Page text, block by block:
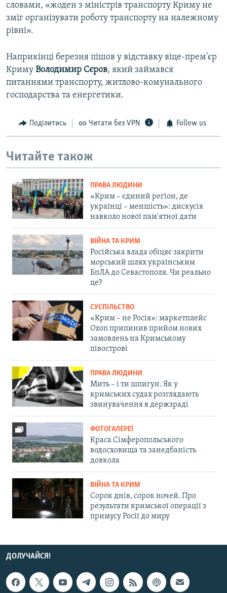
словами, «жоден з міністрів транспорту Криму не
зміг організувати роботу транспорту на належному
рівні».
Наприкінці березня пішов у відставку віце-прем'єр
Криму Володимир Сєров, який займався
питаннями транспорту, житлово-комунального
господарства та енергетики.
Поділитись Читати без VPN Follow us
Читайте також
ПРАВА ЛЮДИНИ
«Крим – єдиний регіон, де
українці – меншість»: дискусія
навколо нової пам'ятної дати
ВІЙНА ТА КРИМ
Російська влада обіцяє закрити
морський шлях українським
БпЛА до Севастополя. Чи реально
це?
СУСПІЛЬСТВО
«Крим – не Росія»: маркетплейс
Ozon припинив прийом нових
замовлень на Кримському
півострові
ПРАВА ЛЮДИНИ
Мить – і ти шпигун. Як у
кримських судах розглядають
звинувачення в держзраді
ФОТОГАЛЕРЕЇ
Краса Сімферопольського
водосховища та занедбаність
довкола
ВІЙНА ТА КРИМ
Сорок днів, сорок ночей. Про
результати кримської операції з
примусу Росії до миру
ДОЛУЧАЙСЯ!